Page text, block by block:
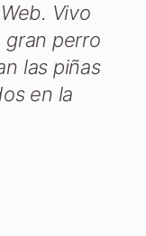
Vivo
gran perro
las piñas
en la